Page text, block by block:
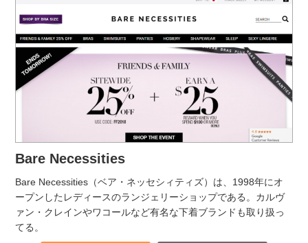
Bare Necessities
Bare Necessities（ベア・ネッセシィティズ）は、1998年にオ
ープンしたレディースのランジェリーショップである。カルヴ
ァン・クレインやワコールなど有名な下着ブランドも取り扱っ
てる。